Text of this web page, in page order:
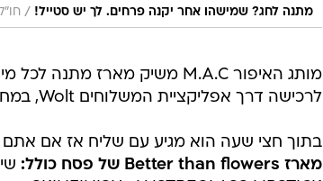
מתנה לחג? שמישהו אחר יקנה פרחים. לך יש סטייל! /
מותג האיפור M.A.C משיק מארז מתנה לכל מי שאתם באמת אוהבים ורוצים לפנק בחג הפסח
לרכישה דרך אפליקציית המשלוחים Wolt, במחיר של 31% משווי המוצרים.
בתוך חצי שעה הוא מגיע עם שליח אז אם אתם
מארז Better than flowers של פסח כולל: